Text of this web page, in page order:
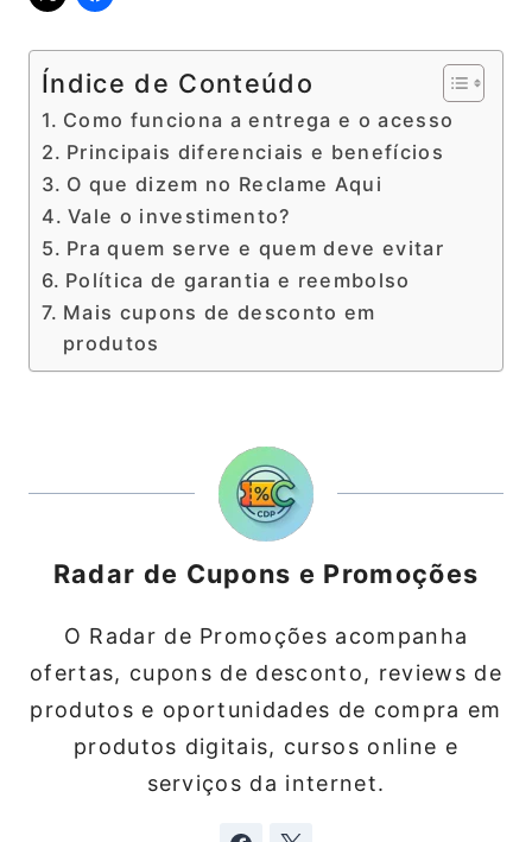
Índice de Conteúdo
Como funciona a entrega e o acesso
Principais diferenciais e benefícios
O que dizem no Reclame Aqui
Vale o investimento?
Pra quem serve e quem deve evitar
Política de garantia e reembolso
Mais cupons de desconto em
produtos
Radar de Cupons e Promoções
O Radar de Promoções acompanha
ofertas, cupons de desconto, reviews de
produtos e oportunidades de compra em
produtos digitais, cursos online e
serviços da internet.